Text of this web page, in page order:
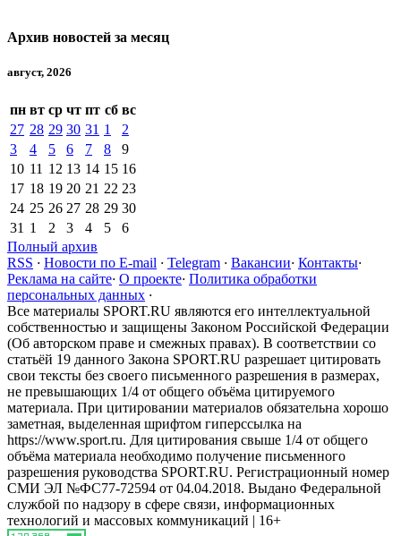
Архив новостей за месяц
август, 2026
пн вт ср чт пт сб вс
27 28 29 30 31 1
2
3
4 5 6 7 8
9
10 11 12 13 14 15 16
17 18 19 20 21 22 23
24 25 26 27 28 29 30
31 1 2 3 4 5
6
Полный архив
RSS · Новости по E-mail · Telegram · Вакансии· Контакты·
Реклама на сайте· О проекте· Политика обработки
персональных данных ·
Все материалы SPORT.RU являются его интеллектуальной
собственностью и защищены Законом Российской Федерации
(Об авторском праве и смежных правах). В соответствии со
статьёй 19 данного Закона SPORT.RU разрешает цитировать
свои тексты без своего письменного разрешения в размерах,
не превышающих 1/4 от общего объёма цитируемого
материала. При цитировании материалов обязательна хорошо
заметная, выделенная шрифтом гиперссылка на
https://www.sport.ru. Для цитирования свыше 1/4 от общего
объёма материала необходимо получение письменного
разрешения руководства SPORT.RU. Регистрационный номер
СМИ ЭЛ №ФС77-72594 от 04.04.2018. Выдано Федеральной
службой по надзору в сфере связи, информационных
технологий и массовых коммуникаций | 16+